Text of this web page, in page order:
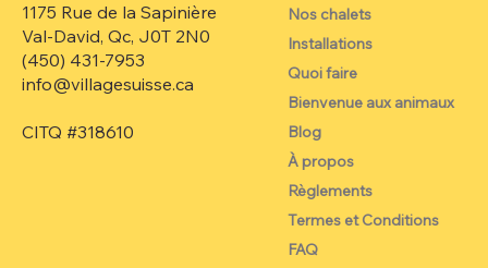
1175 Rue de la Sapinière
Val-David, Qc, J0T 2N0
(450) 431-7953‬
info@villagesuisse.ca
CITQ #318610
Nos chalets
Installations
Quoi faire
Bienvenue aux animaux
Blog
À propos
Règlements
Termes et Conditions
FAQ